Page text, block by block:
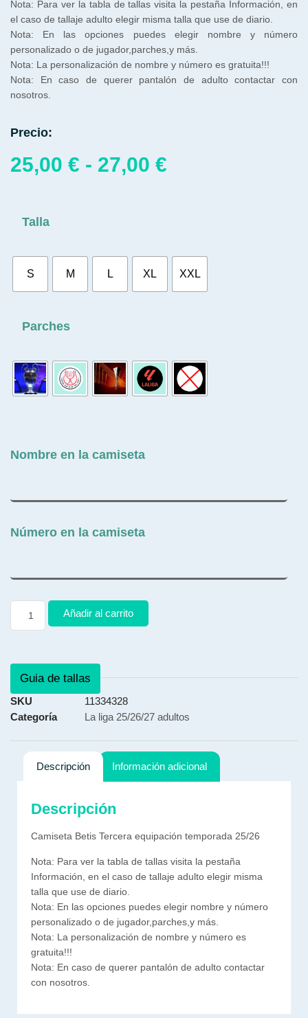
Nota: Para ver la tabla de tallas visita la pestaña Información, en
el caso de tallaje adulto elegir misma talla que use de diario.
Nota: En las opciones puedes elegir nombre y número
personalizado o de jugador,parches,y más.
Nota: La personalización de nombre y número es gratuita!!!
Nota: En caso de querer pantalón de adulto contactar con
nosotros.
Precio:
25,00 € - 27,00 €
Talla
S M L XL XXL
Parches
Nombre en la camiseta
Número en la camiseta
Añadir al carrito
Guia de tallas
SKU
11334328
Categoría
La liga 25/26/27 adultos
Descripción Información adicional
Descripción
Camiseta Betis Tercera equipación temporada 25/26
Nota: Para ver la tabla de tallas visita la pestaña
Información, en el caso de tallaje adulto elegir misma
talla que use de diario.
Nota: En las opciones puedes elegir nombre y número
personalizado o de jugador,parches,y más.
Nota: La personalización de nombre y número es
gratuita!!!
Nota: En caso de querer pantalón de adulto contactar
con nosotros.